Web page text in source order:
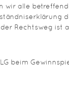
wir alle
Rechtsweg ist
beim